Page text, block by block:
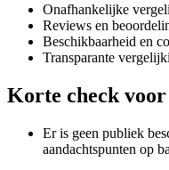
Onafhankelijke
Reviews en
Beschikbaarheid en
Transparante
Korte check voor
Er is geen publiek
aandachtspunten op